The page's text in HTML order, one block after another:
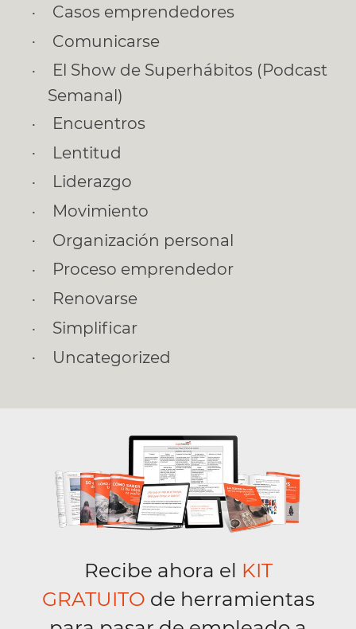
Casos emprendedores
Comunicarse
El Show de Superhábitos (Podcast
Semanal)
Encuentros
Lentitud
Liderazgo
Movimiento
Organización personal
Proceso emprendedor
Renovarse
Simplificar
Uncategorized
Recibe ahora el KIT
GRATUITO de herramientas